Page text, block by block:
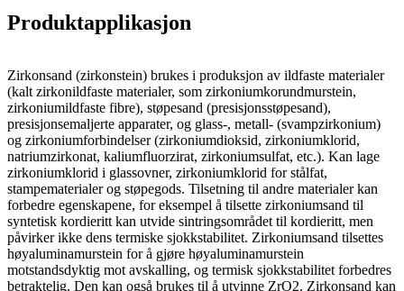
Produktapplikasjon
Zirkonsand (zirkonstein) brukes i produksjon av ildfaste materialer
(kalt zirkonildfaste materialer, som zirkoniumkorundmurstein,
zirkoniumildfaste fibre), støpesand (presisjonsstøpesand),
presisjonsemaljerte apparater, og glass-, metall- (svampzirkonium)
og zirkoniumforbindelser (zirkoniumdioksid, zirkoniumklorid,
natriumzirkonat, kaliumfluorzirat, zirkoniumsulfat, etc.). Kan lage
zirkoniumklorid i glassovner, zirkoniumklorid for stålfat,
stampematerialer og støpegods. Tilsetning til andre materialer kan
forbedre egenskapene, for eksempel å tilsette zirkoniumsand til
syntetisk kordieritt kan utvide sintringsområdet til kordieritt, men
påvirker ikke dens termiske sjokkstabilitet. Zirkoniumsand tilsettes
høyaluminamurstein for å gjøre høyaluminamurstein
motstandsdyktig mot avskalling, og termisk sjokkstabilitet forbedres
betraktelig. Den kan også brukes til å utvinne ZrO2. Zirkonsand kan